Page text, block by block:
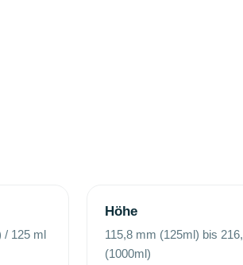
/ 125 ml
Höhe
115,8 mm (125ml) bis
(1000ml)